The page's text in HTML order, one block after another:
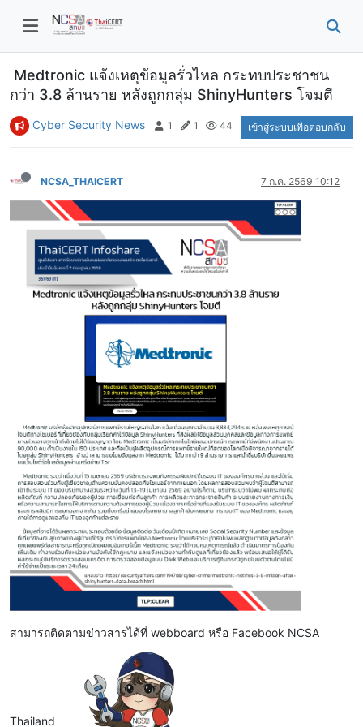
Medtronic แจ้งเหตุข้อมูลรั่วไหล กระทบประชาชน
กว่า 3.8 ล้านราย หลังถูกกลุ่ม ShinyHunters โจมตี
Cyber Security News 1 1 44 เข้าสู่ระบบเพื่อตอบกลับ
NCSA_THAICERT 7 ก.ค. 2569 10:12
สามารถติดตามข่าวสารได้ที่ webboard หรือ Facebook NCSA
Thailand